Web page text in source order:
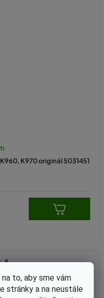
to, aby sme vám
stránky a na neustále
K970 originál 5031451
5